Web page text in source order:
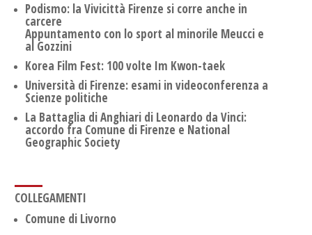
Podismo: la Vivicittà Firenze si corre anche in
carcere
Appuntamento con lo sport al minorile Meucci e
al Gozzini
Korea Film Fest: 100 volte Im Kwon-taek
Università di Firenze: esami in videoconferenza a
Scienze politiche
La Battaglia di Anghiari di Leonardo da Vinci:
accordo fra Comune di Firenze e National
Geographic Society
COLLEGAMENTI
Comune di Livorno